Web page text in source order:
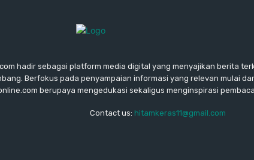
hadir sebagai platform media digital yang menyajikan berita
Berfokus pada penyampaian informasi yang relevan mulai
berupaya mengedukasi sekaligus menginspirasi
Contact us: hitamkeras11@gmail.com